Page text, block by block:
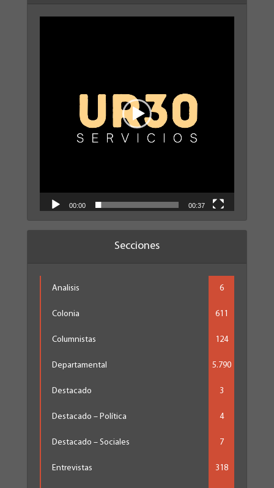
00:00 00:37
Secciones
Analisis 6
Colonia 611
Columnistas 124
Departamental 5.790
Destacado 3
Destacado – Política 4
Destacado – Sociales 7
Entrevistas 318